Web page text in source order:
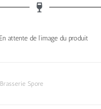
Brasserie Spore